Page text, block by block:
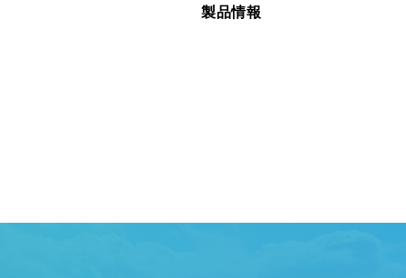
製品情報